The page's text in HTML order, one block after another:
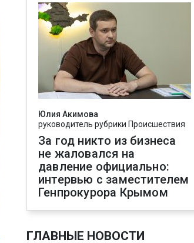
Юлия Акимова
руководитель рубрики Происшествия
За год никто из бизнеса
не жаловался на
давление официально:
интервью с заместителем
Генпрокурора Крымом
ГЛАВНЫЕ НОВОСТИ